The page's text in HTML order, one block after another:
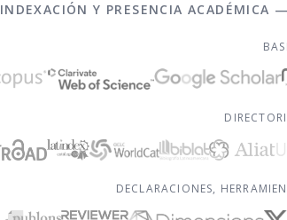
INDEXACIÓN Y PRESENCIA ACADÉMICA
DECLARACIONES,